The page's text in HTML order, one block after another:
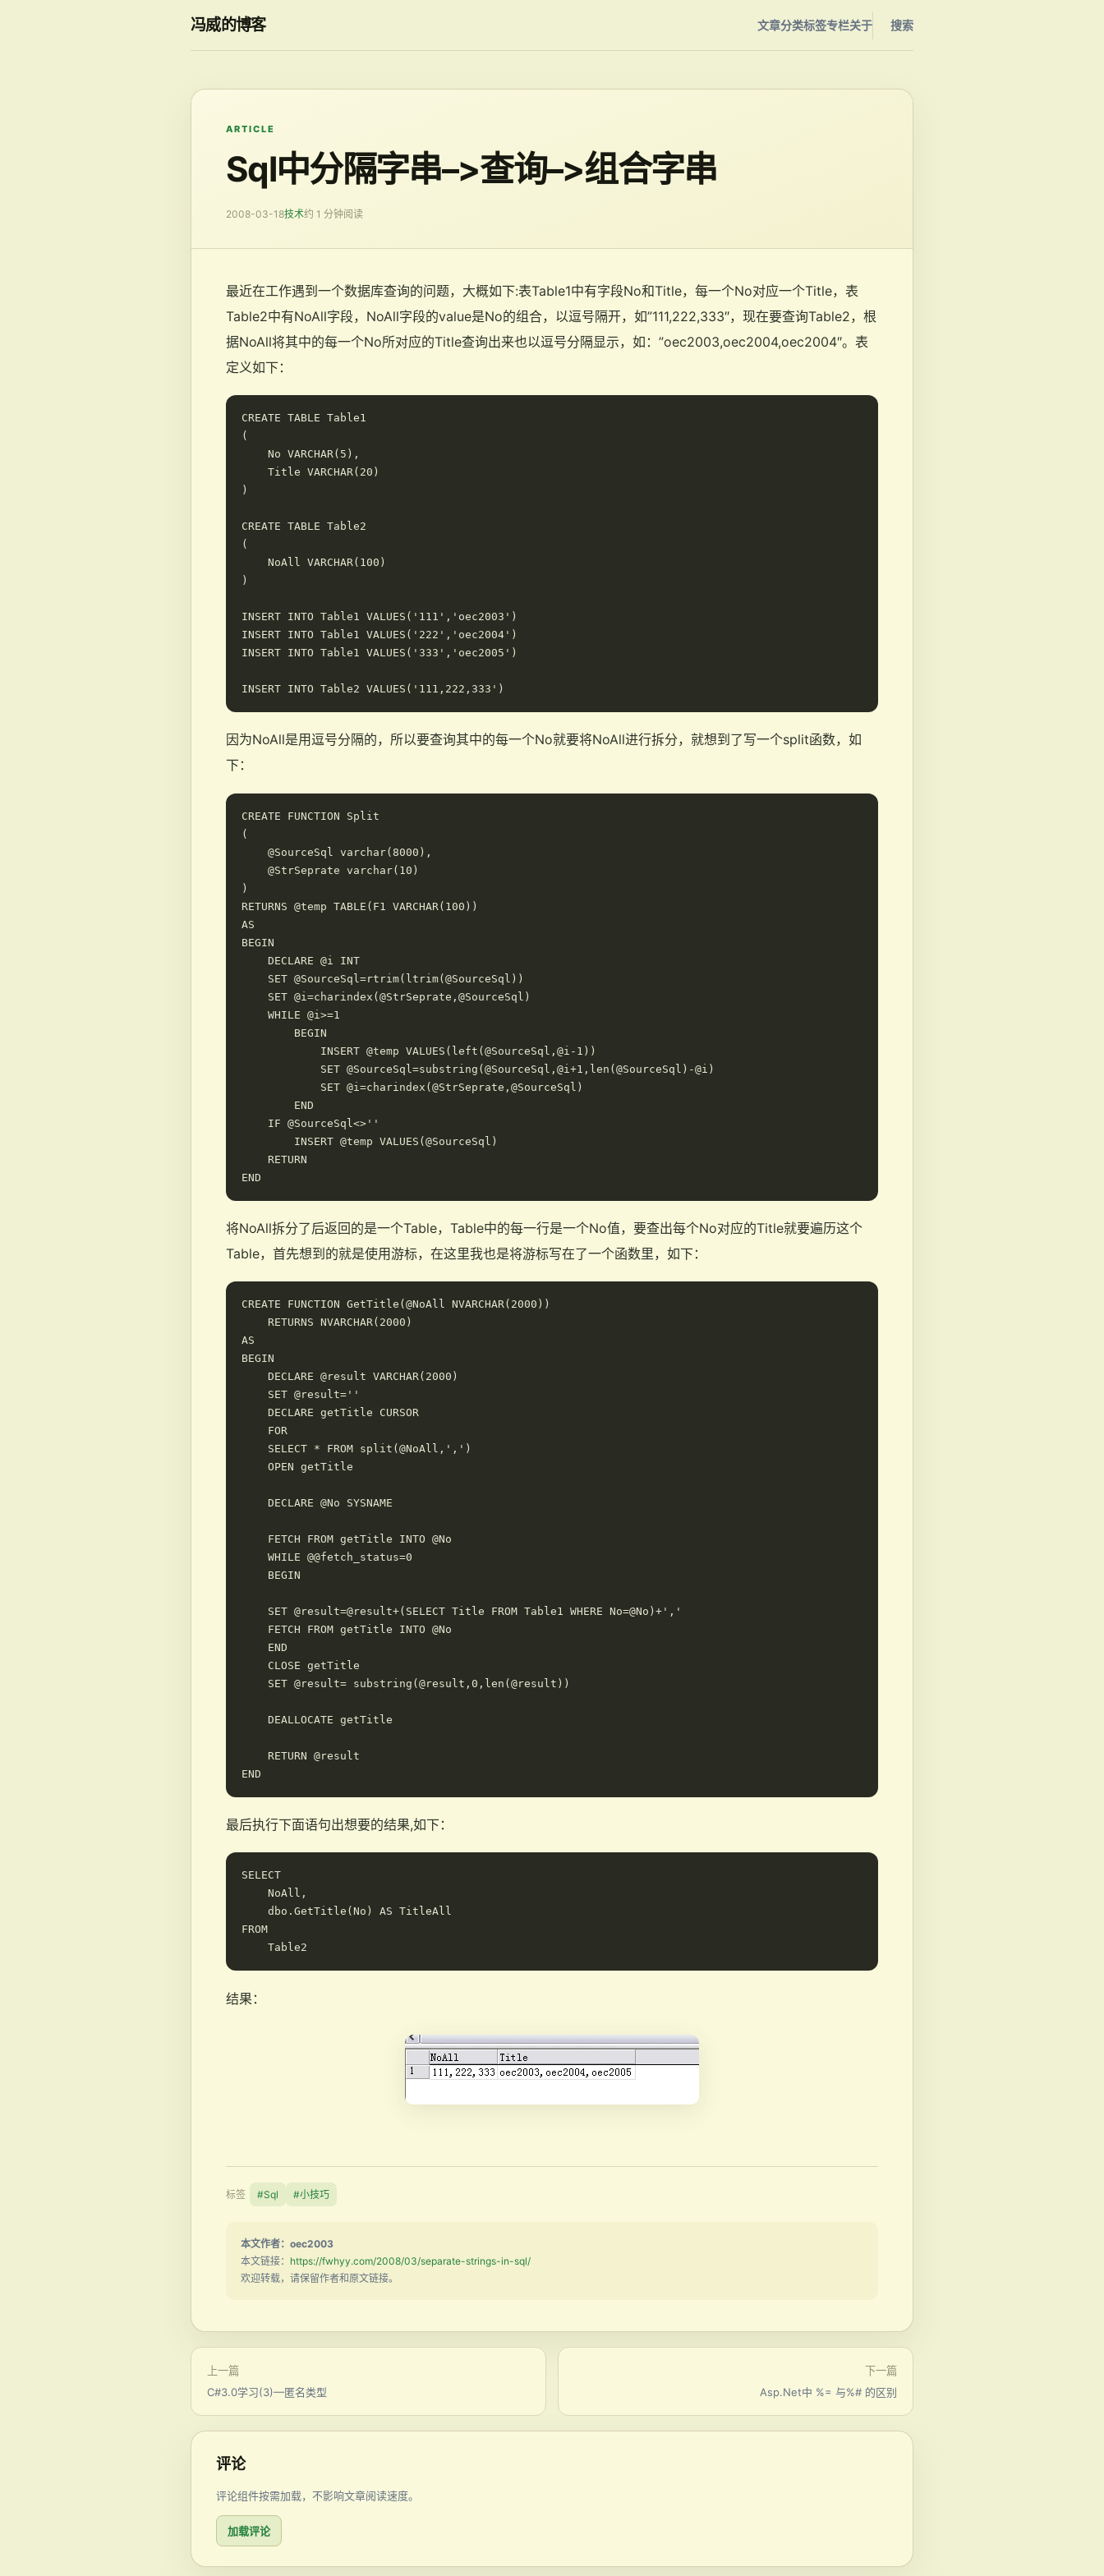
冯威的博客 文章分类标签专栏关于 搜索
ARTICLE
Sql中分隔字串–>查询–>组合字串
2008-03-18技术约 1 分钟阅读
最近在工作遇到一个数据库查询的问题，大概如下:表Table1中有字段No和Title，每一个No对应一个Title，表
Table2中有NoAll字段，NoAll字段的value是No的组合，以逗号隔开，如”111,222,333″，现在要查询Table2，根
据NoAll将其中的每一个No所对应的Title查询出来也以逗号分隔显示，如：”oec2003,oec2004,oec2004″。表
定义如下：
CREATE TABLE Table1
(
    No VARCHAR(5),
    Title VARCHAR(20)
)
CREATE TABLE Table2
(
    NoAll VARCHAR(100)
)
INSERT INTO Table1 VALUES('111','oec2003')
INSERT INTO Table1 VALUES('222','oec2004')
INSERT INTO Table1 VALUES('333','oec2005')
因为NoAll是用逗号分隔的，所以要查询其中的每一个No就要将NoAll进行拆分，就想到了写一个split函数，如
下：
CREATE FUNCTION Split
(
    @SourceSql varchar(8000),
    @StrSeprate varchar(10)
)
RETURNS @temp TABLE(F1 VARCHAR(100))
AS
BEGIN
    DECLARE @i INT
    SET @SourceSql=rtrim(ltrim(@SourceSql))
    SET @i=charindex(@StrSeprate,@SourceSql)
    WHILE @i>=1
        BEGIN
            INSERT @temp VALUES(left(@SourceSql,@i-1))
            SET @SourceSql=substring(@SourceSql,@i+1,len(@SourceSql)-@i)
            SET @i=charindex(@StrSeprate,@SourceSql)
        END
    IF @SourceSql<>''
        INSERT @temp VALUES(@SourceSql)
    RETURN
将NoAll拆分了后返回的是一个Table，Table中的每一行是一个No值，要查出每个No对应的Title就要遍历这个
Table，首先想到的就是使用游标，在这里我也是将游标写在了一个函数里，如下：
CREATE FUNCTION GetTitle(@NoAll NVARCHAR(2000))
    RETURNS NVARCHAR(2000)
AS
BEGIN
    DECLARE @result VARCHAR(2000)
    SET @result=''
    DECLARE getTitle CURSOR
    FOR
    SELECT * FROM split(@NoAll,',')
    OPEN getTitle
    DECLARE @No SYSNAME
    FETCH FROM getTitle INTO @No
    WHILE @@fetch_status=0
    BEGIN
    SET @result=@result+(SELECT Title FROM Table1 WHERE No=@No)+','
    FETCH FROM getTitle INTO @No
    END
    CLOSE getTitle
    SET @result= substring(@result,0,len(@result))
    DEALLOCATE getTitle
    RETURN @result
最后执行下面语句出想要的结果,如下：
SELECT
    NoAll,
    dbo.GetTitle(No) AS TitleAll
FROM
结果：
标签 #Sql #小技巧
本文作者：oec2003
本文链接： https://fwhyy.com/2008/03/separate-strings-in-sql/
欢迎转载，请保留作者和原文链接。
上一篇
C#3.0学习(3)—匿名类型
下一篇
Asp.Net中 %= 与%# 的区别
评论
评论组件按需加载，不影响文章阅读速度。
加载评论